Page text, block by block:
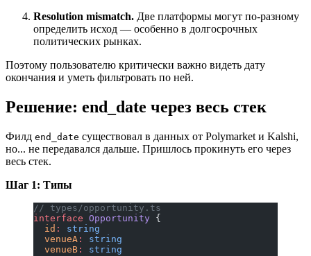
Resolution mismatch. Две платформы могут по-разному
определить исход — особенно в долгосрочных
политических рынках.
Поэтому пользователю критически важно видеть дату
окончания и уметь фильтровать по ней.
Решение: end_date через весь стек
Филд end_date существовал в данных от Polymarket и Kalshi,
но... не передавался дальше. Пришлось прокинуть его через
весь стек.
Шаг 1: Типы
// types/opportunity.ts
interface Opportunity {
  id
:
string
  venueA
:
string
  venueB
:
string